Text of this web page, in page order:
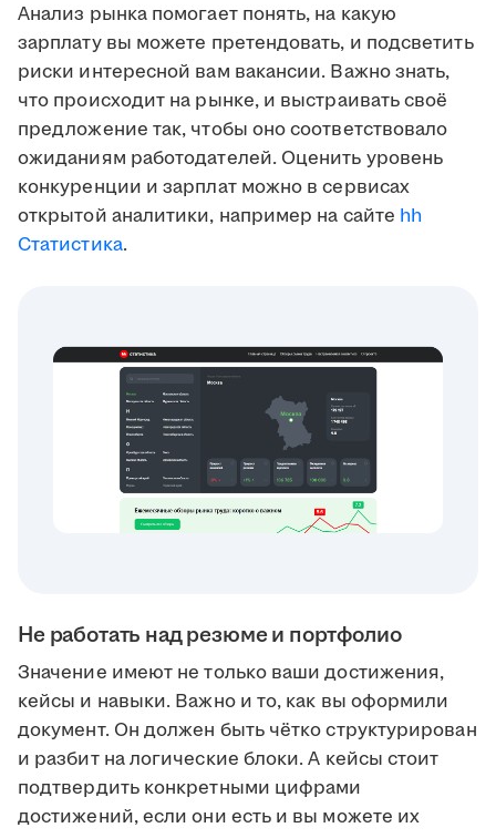
Анализ рынка помогает понять, на какую
зарплату вы можете претендовать, и подсветить
риски интересной вам вакансии. Важно знать,
что происходит на рынке, и выстраивать своё
предложение так, чтобы оно соответствовало
ожиданиям работодателей. Оценить уровень
конкуренции и зарплат можно в сервисах
открытой аналитики, например на сайте hh
Статистика.
Не работать над резюме и портфолио
Значение имеют не только ваши достижения,
кейсы и навыки. Важно и то, как вы оформили
документ. Он должен быть чётко структурирован
и разбит на логические блоки. А кейсы стоит
подтвердить конкретными цифрами
достижений, если они есть и вы можете их